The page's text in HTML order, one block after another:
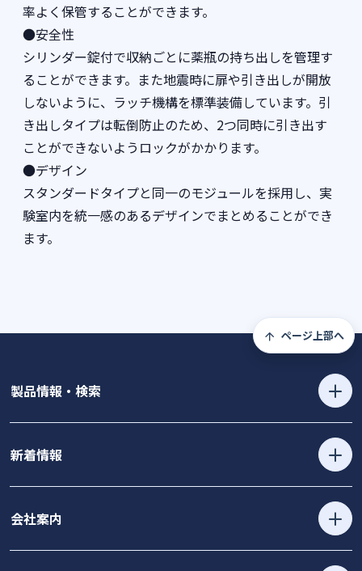
率よく保管することができます。
●安全性
シリンダー錠付で収納ごとに薬瓶の持ち出しを管理す
ることができます。また地震時に扉や引き出しが開放
しないように、ラッチ機構を標準装備しています。引
き出しタイプは転倒防止のため、2つ同時に引き出す
ことができないようロックがかかります。
●デザイン
スタンダードタイプと同一のモジュールを採用し、実
験室内を統一感のあるデザインでまとめることができ
ます。
ページ上部へ
製品情報・検索
新着情報
会社案内